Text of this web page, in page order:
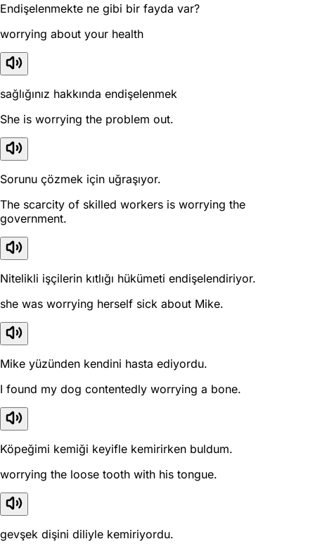
Endişelenmekte ne gibi bir fayda var?
worrying about your health
sağlığınız hakkında endişelenmek
She is worrying the problem out.
Sorunu çözmek için uğraşıyor.
The scarcity of skilled workers is worrying the
government.
Nitelikli işçilerin kıtlığı hükümeti endişelendiriyor.
she was worrying herself sick about Mike.
Mike yüzünden kendini hasta ediyordu.
I found my dog contentedly worrying a bone.
Köpeğimi kemiği keyifle kemirirken buldum.
worrying the loose tooth with his tongue.
gevşek dişini diliyle kemiriyordu.